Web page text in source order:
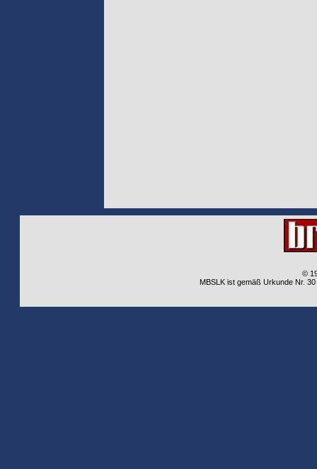
©
MBSLK ist gemäß Urkunde Nr.